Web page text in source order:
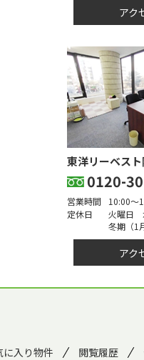
アク
東洋リーベス
0120-
営業時間
10:00～
定休日
火曜日
冬期（1
アク
に入り物件 閲覧履歴